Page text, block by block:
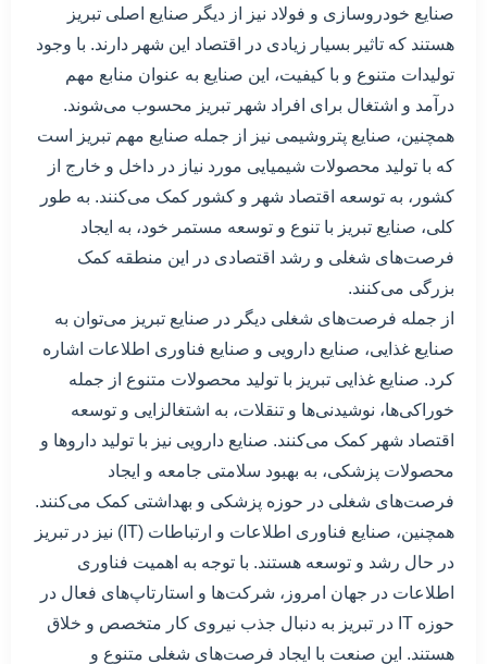
صنایع خودروسازی و فولاد نیز از دیگر صنایع اصلی تبریز
هستند که تاثیر بسیار زیادی در اقتصاد این شهر دارند. با وجود
تولیدات متنوع و با کیفیت، این صنایع به عنوان منابع مهم
درآمد و اشتغال برای افراد شهر تبریز محسوب می‌شوند.
همچنین، صنایع پتروشیمی نیز از جمله صنایع مهم تبریز است
که با تولید محصولات شیمیایی مورد نیاز در داخل و خارج از
کشور، به توسعه اقتصاد شهر و کشور کمک می‌کنند. به طور
کلی، صنایع تبریز با تنوع و توسعه مستمر خود، به ایجاد
فرصت‌های شغلی و رشد اقتصادی در این منطقه کمک
بزرگی می‌کنند.
از جمله فرصت‌های شغلی دیگر در صنایع تبریز می‌توان به
صنایع غذایی، صنایع دارویی و صنایع فناوری اطلاعات اشاره
کرد. صنایع غذایی تبریز با تولید محصولات متنوع از جمله
خوراکی‌ها، نوشیدنی‌ها و تنقلات، به اشتغالزایی و توسعه
اقتصاد شهر کمک می‌کنند. صنایع دارویی نیز با تولید داروها و
محصولات پزشکی، به بهبود سلامتی جامعه و ایجاد
فرصت‌های شغلی در حوزه پزشکی و بهداشتی کمک می‌کنند.
همچنین، صنایع فناوری اطلاعات و ارتباطات (IT) نیز در تبریز
در حال رشد و توسعه هستند. با توجه به اهمیت فناوری
اطلاعات در جهان امروز، شرکت‌ها و استارتاپ‌های فعال در
حوزه IT در تبریز به دنبال جذب نیروی کار متخصص و خلاق
هستند. این صنعت با ایجاد فرصت‌های شغلی متنوع و